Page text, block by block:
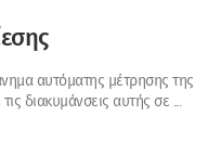
αυτόματης μέτρησης της
διακυμάνσεις αυτής σε ...